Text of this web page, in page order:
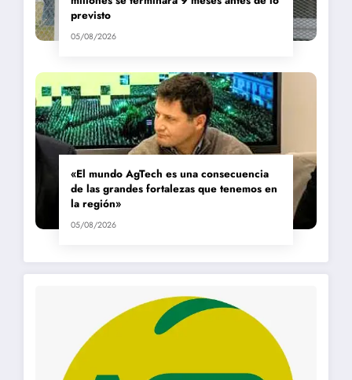
previsto
05/08/2026
«El mundo AgTech es una consecuencia
de las grandes fortalezas que tenemos en
la región»
05/08/2026